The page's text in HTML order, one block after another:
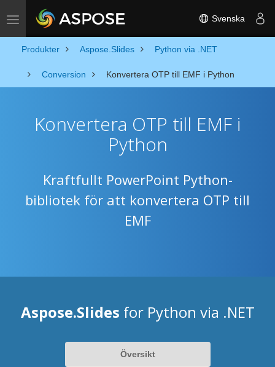
Toggle navigation Svenska
Produkter Aspose.Slides Python via .NET
Conversion Konvertera OTP till EMF i Python
Konvertera OTP till EMF i
Python
Kraftfullt PowerPoint Python-
bibliotek för att konvertera OTP till
EMF
Aspose.Slides for Python via .NET
Översikt